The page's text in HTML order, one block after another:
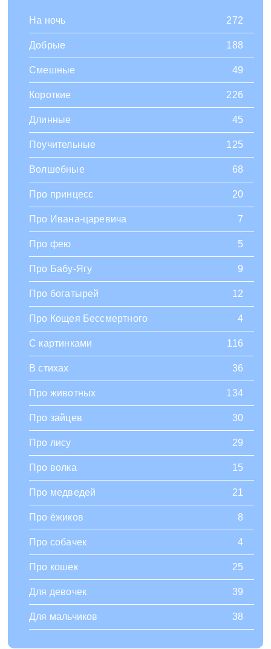
На ночь 272
Добрые 188
Смешные 49
Короткие 226
Длинные 45
Поучительные 125
Волшебные 68
Про принцесс 20
Про Ивана-царевича 7
Про фею 5
Про Бабу-Ягу 9
Про богатырей 12
Про Кощея Бессмертного 4
С картинками 116
В стихах 36
Про животных 134
Про зайцев 30
Про лису 29
Про волка 15
Про медведей 21
Про ёжиков 8
Про собачек 4
Про кошек 25
Для девочек 39
Для мальчиков 38